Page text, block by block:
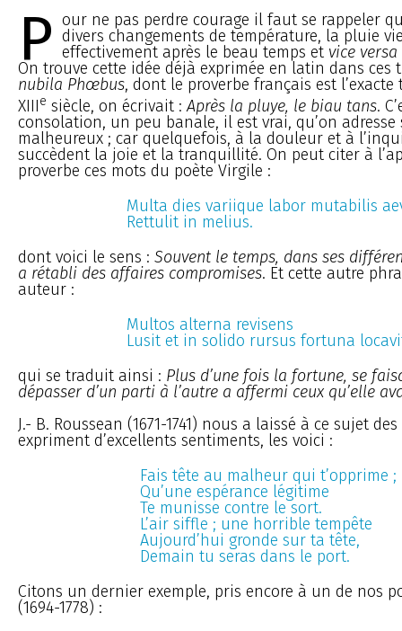
P our ne pas perdre courage il faut se rappeler
divers changements de température, la pluie
effectivement après le beau temps et vice versa
On trouve cette idée déjà exprimée en latin dans ces
nubila Phœbus, dont le proverbe français est
XIIIe siècle, on écrivait :Après la pluye, le biau tans.
consolation, un peu banale, il est vrai, qu’on adresse
malheureux ; car quelquefois, à la douleur et à
succèdent la joie et la tranquillité. On peut citer à
proverbe ces mots du poète Virgile :
Multa dies variique labor mutabilis
Rettulit in melius.
dont voici le sens : Souvent le temps, dans ses
a rétabli des affaires compromises. Et cette autre
auteur :
Multos alterna revisens
Lusit et in solido rursus fortuna
qui se traduit ainsi : Plus d’une fois la fortune, se
dépasser d’un parti à l’autre a affermi ceux qu’elle
J.- B. Roussean (1671-1741) nous a laissé à ce sujet
expriment d’excellents sentiments, les voici :
Fais tête au malheur qui t’opprime ;
Qu’une espérance légitime
Te munisse contre le sort.
L’air siffle ; une horrible tempête
Aujourd’hui gronde sur ta tête,
Demain tu seras dans le port.
Citons un dernier exemple, pris encore à un de nos
(1694-1778) :